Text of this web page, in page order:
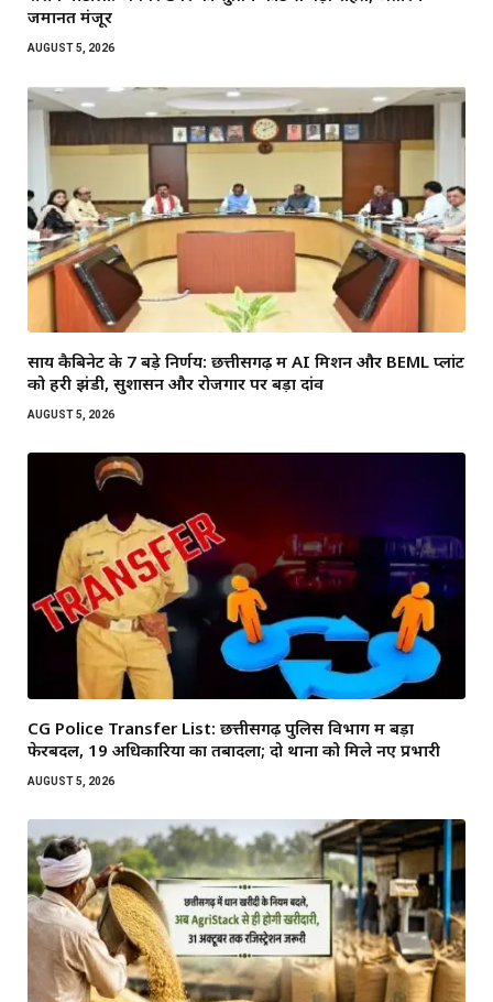
जमानत मंजूर
AUGUST 5, 2026
साय कैबिनेट के 7 बड़े निर्णय: छत्तीसगढ़ में AI मिशन और BEML प्लांट
को हरी झंडी, सुशासन और रोजगार पर बड़ा दांव
AUGUST 5, 2026
CG Police Transfer List: छत्तीसगढ़ पुलिस विभाग में बड़ा
फेरबदल, 19 अधिकारियों का तबादला; दो थानों को मिले नए प्रभारी
AUGUST 5, 2026